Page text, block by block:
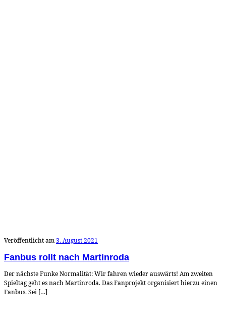
Veröffentlicht am3. August 2021
Fanbus rollt nach Martinroda
Der nächste Funke Normalität: Wir fahren wieder auswärts! Am zweiten
Spieltag geht es nach Martinroda. Das Fanprojekt organisiert hierzu einen
Fanbus. Sei […]